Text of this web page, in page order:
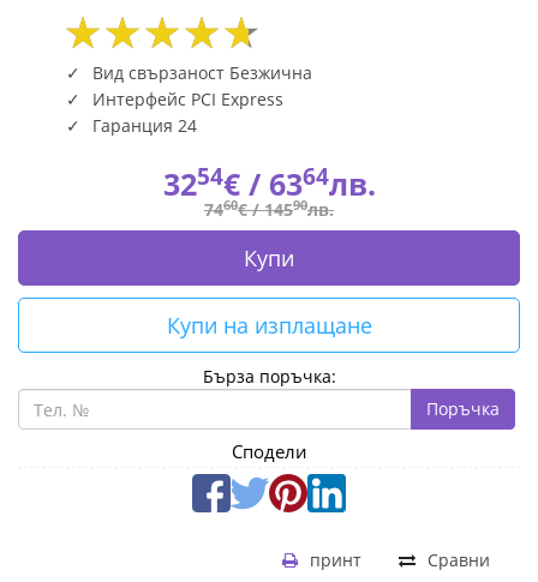
PCI-
WE3000S
|
Fly.bg
Вид свързаност Безжична
Интерфейс PCI Express
Гаранция 24
3254€ / 6364лв.
7460€ /14590лв.
Купи
Купи на изплащане
Бърза поръчка:
Поръчка
Сподели
Сравни
принт